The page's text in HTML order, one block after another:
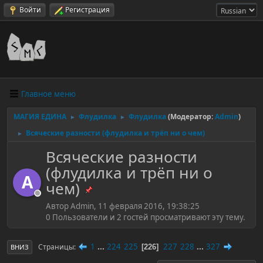
Войти Регистрация
Главное меню
МАГИЯ ЕДИНА ► Флудилка ► Флудилка(Модератор:Admin)
► Всяческие разности (флудилка и трёп ни о чем)
A
Всяческие разности
(флудилка и трёп ни о
чем)
Автор Admin, 11 февраля 2016, 19:38:25
0 Пользователи и 2 гостей просматривают эту тему.
ВНИЗ Страницы 1 ... 224 225 226 227 228 ... 327